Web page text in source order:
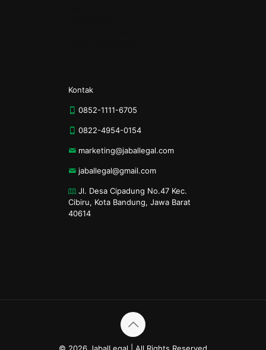
Kontak
0852-1111-6705
0822-4954-0154
marketing@jaballegal.com
jaballegal@gmail.com
Jl. Desa Cipadung No.47 Kec.
Cibiru, Kota Bandung, Jawa Barat
40614
© 2026 JabalLegal | All Rights Reserved